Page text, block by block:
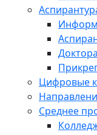
Цифровые
Среднее